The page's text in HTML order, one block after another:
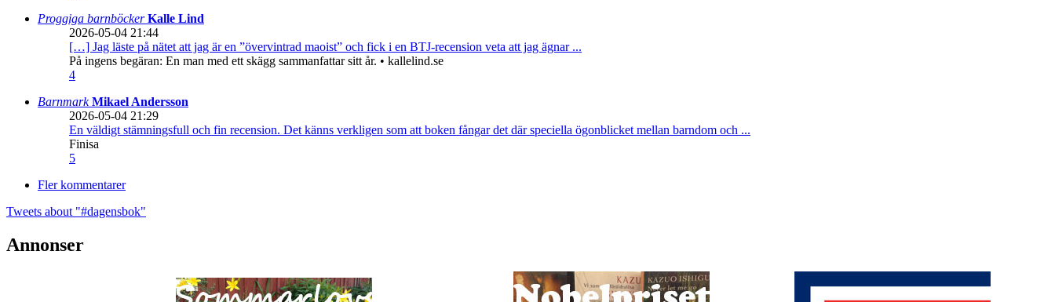
Proggiga barnböckerKalle Lind
2026-05-04 21:44
[…] Jag läste på nätet att jag är en ”övervintrad maoist” och fick i en BTJ-recension veta att jag ägnar ...
På ingens begäran: En man med ett skägg sammanfattar sitt år. • kallelind.se
4
BarnmarkMikael Andersson
2026-05-04 21:29
En väldigt stämningsfull och fin recension. Det känns verkligen som att boken fångar det där speciella ögonblicket mellan barndom och ...
Finisa
5
Fler kommentarer
Tweets about "#dagensbok"
Annonser